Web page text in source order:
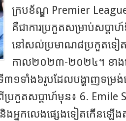
ក្របខ័ណ្ឌ Premier
គឺជាការប្រកួតសម្រាប់សប្
នៅសល់ប្រមាណ៨ប្រកួតទៀត
កាល២០២៣-២០២៤។ ខាងក្
៣១ទាំង៦រូបដែលបង្ហាញទម្រ
ប្រកួតសប្តាហ៍មុន៖ 6. Emile
ងអ្នកលេងផ្សេងទៀតកើនឡ